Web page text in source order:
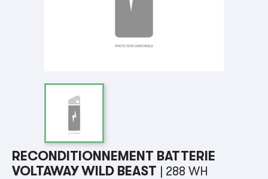
RECONDITIONNEMENT BATTERIE
VOLTAWAY WILD BEAST
| 288 WH